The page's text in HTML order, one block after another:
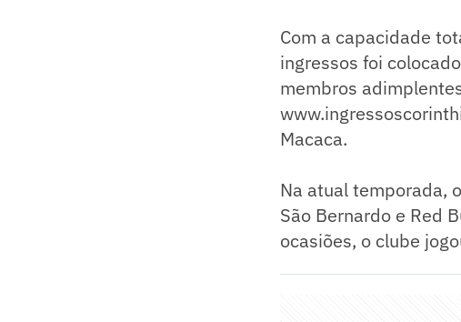
Com a capacidade
ingressos foi
membros
Macaca.
Na atual temporada,
São Bernardo e Red
ocasiões, o clube